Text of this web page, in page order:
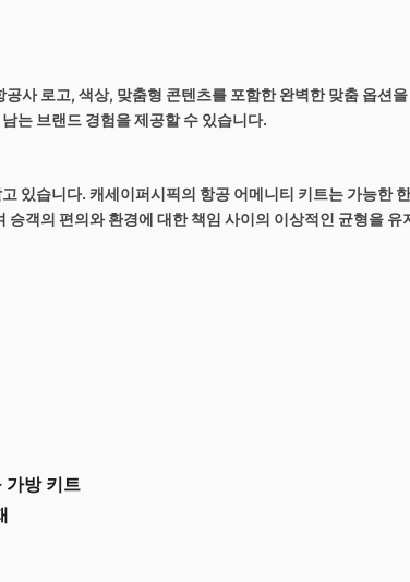
사 로고, 색상, 맞춤형 콘텐츠를 포함한 완벽한 맞춤 옵션
는 브랜드 경험을 제공할 수 있습니다.
있습니다. 캐세이퍼시픽의 항공 어메니티 키트는 가능한
객의 편의와 환경에 대한 책임 사이의 이상적인 균형을 유
가방 키트